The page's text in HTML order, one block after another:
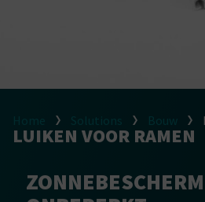
Bouw
LUIKEN VOOR RAMEN